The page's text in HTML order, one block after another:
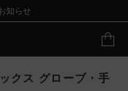
知らせ
クス グローブ・手